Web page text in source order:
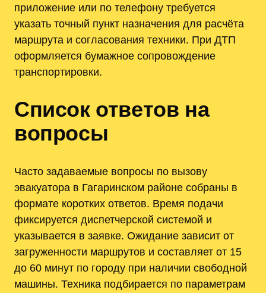
приложение или по телефону требуется
указать точный пункт назначения для расчёта
маршрута и согласования техники. При ДТП
оформляется бумажное сопровождение
транспортировки.
Список ответов на
вопросы
Часто задаваемые вопросы по вызову
эвакуатора в Гагаринском районе собраны в
формате коротких ответов. Время подачи
фиксируется диспетчерской системой и
указывается в заявке. Ожидание зависит от
загруженности маршрутов и составляет от 15
до 60 минут по городу при наличии свободной
машины. Техника подбирается по параметрам